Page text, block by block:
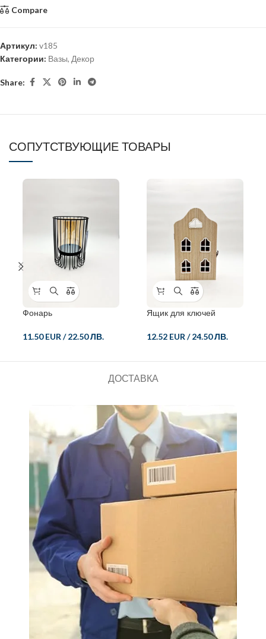
Compare
Артикул: v185
Категории: Вазы, Декор
Share:
СОПУТСТВУЮЩИЕ ТОВАРЫ
Фонарь
11.50 EUR /22.50 ЛВ.
Ящик для ключей
12.52 EUR /24.50 ЛВ.
ДОСТАВКА